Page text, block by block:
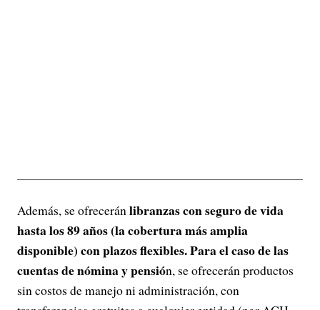
Además, se ofreceránlibranzas con seguro de vida
hasta los 89 años (la cobertura más amplia
disponible) con plazos flexibles. Para el caso de las
cuentas de nómina y pensión, se ofrecerán productos
sin costos de manejo ni administración, con